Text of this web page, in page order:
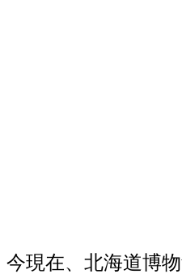
今現在、北海道博